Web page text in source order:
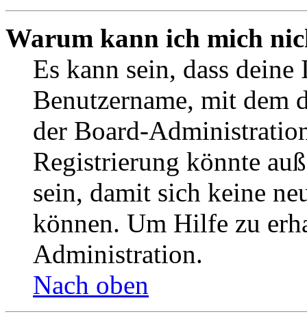
Warum kann ich mich
Es kann sein, dass
Benutzername, mit dem
der Board-
Registrierung könnte
sein, damit sich keine
können. Um Hilfe zu
Administration.
Nach oben